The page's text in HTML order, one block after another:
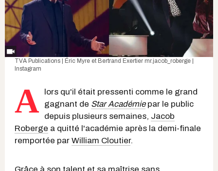
TVA Publications | Éric Myre et Bertrand Exertier mr.jacob_roberge |
Instagram
A
lors qu'il était pressenti comme le grand
gagnant de Star Académiepar le public
depuis plusieurs semaines, Jacob
Roberge a quitté l'académie après la demi-finale
remportée par William Cloutier.
Grâce à son talent et sa maîtrise sans